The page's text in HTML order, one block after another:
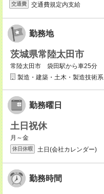
交通費 交通費規定内支給
勤務地
茨城県常陸太田市
常陸太田市 袋田駅から車25分
製造・建築・土木・製造技術系
勤務曜日
土日祝休
月～金
休日休暇 土日(会社カレンダー)
勤務時間